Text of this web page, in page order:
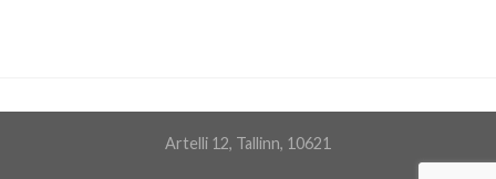
Artelli 12, Tallinn, 10621